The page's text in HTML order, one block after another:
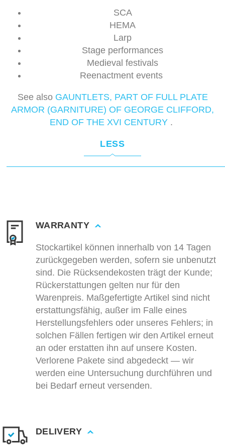
SCA
HEMA
Larp
Stage performances
Medieval festivals
Reenactment events
See also GAUNTLETS, PART OF FULL PLATE
ARMOR (GARNITURE) OF GEORGE CLIFFORD,
END OF THE XVI CENTURY .
LESS
WARRANTY
Stockartikel können innerhalb von 14 Tagen
zurückgegeben werden, sofern sie unbenutzt
sind. Die Rücksendekosten trägt der Kunde;
Rückerstattungen gelten nur für den
Warenpreis. Maßgefertigte Artikel sind nicht
erstattungsfähig, außer im Falle eines
Herstellungsfehlers oder unseres Fehlers; in
solchen Fällen fertigen wir den Artikel erneut
an oder erstatten ihn auf unsere Kosten.
Verlorene Pakete sind abgedeckt — wir
werden eine Untersuchung durchführen und
bei Bedarf erneut versenden.
DELIVERY